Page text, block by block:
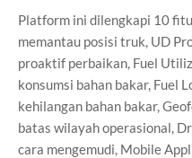
Platform ini dilengkapi 10
memantau posisi truk, UD
proaktif perbaikan, Fuel
konsumsi bahan bakar, Fuel
kehilangan bahan bakar,
batas wilayah operasional,
cara mengemudi, Mobile